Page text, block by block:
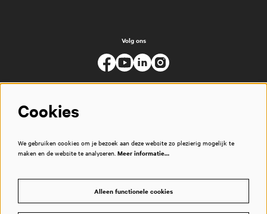
Volg ons
Cookies
We gebruiken cookies om je bezoek aan deze website zo plezierig mogelijk te
maken en de website te analyseren. Meer informatie…
Alleen functionele cookies